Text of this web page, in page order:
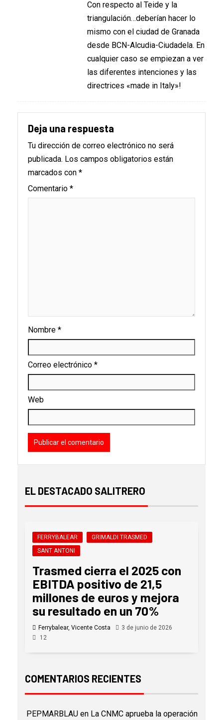
Con respecto al Teide y la
triangulación…deberían hacer lo
mismo con el ciudad de Granada
desde BCN-Alcudia-Ciudadela. En
cualquier caso se empiezan a ver
las diferentes intenciones y las
directrices «made in Italy»!
Deja una respuesta
Tu dirección de correo electrónico no será
publicada. Los campos obligatorios están
marcados con *
Comentario *
Nombre *
Correo electrónico *
Web
EL DESTACADO SALITRERO
FERRYBALEAR
GRIMALDI TRASMED
SANT ANTONI
Trasmed cierra el 2025 con
EBITDA positivo de 21,5
millones de euros y mejora
su resultado en un 70%
Ferrybalear, Vicente Costa
3 de junio de 2026
12
COMENTARIOS RECIENTES
PEPMARBLAU en La CNMC aprueba la operación